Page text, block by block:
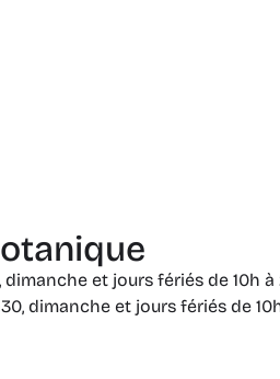
dimanche et jours fériés de 10h
dimanche et jours fériés de